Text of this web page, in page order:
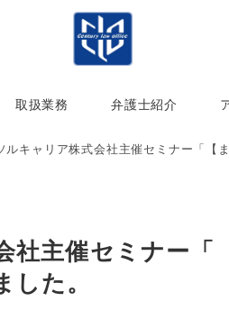
取扱業務 弁護士紹介
キャリア株式会社主催セミナー「【ま
主催セミナー「
た。